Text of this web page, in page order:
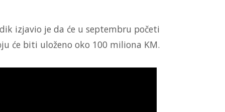
izjavio je da će u septembru početi
će biti uloženo oko 100 miliona KM.